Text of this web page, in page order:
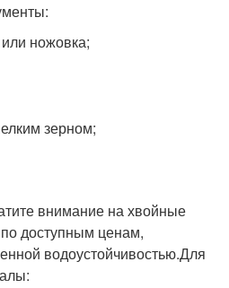
ножовка;
зерном;
внимание на хвойные
доступным ценам,
водоустойчивостью.Для